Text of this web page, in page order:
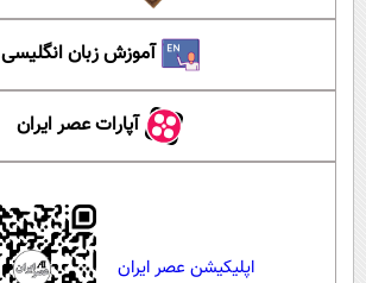
آموزش زبان انگلیسی
آپارات عصر ایران
اپلیکیشن عصر ایران